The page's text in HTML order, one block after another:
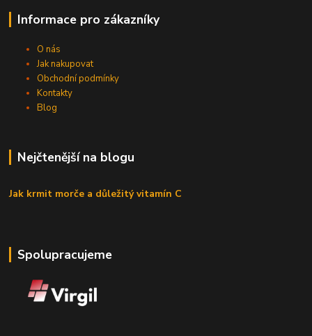
Informace pro zákazníky
O nás
Jak nakupovat
Obchodní podmínky
Kontakty
Blog
Nejčtenější na blogu
Jak krmit morče a důležitý vitamín C
Spolupracujeme